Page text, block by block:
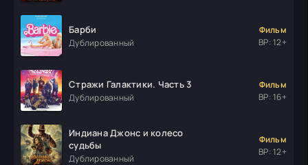
Барби
Дублированный
Фильм
ВР: 12+
Стражи Галактики. Часть 3
Дублированный
Фильм
ВР: 16+
Индиана Джонс и колесо
судьбы
Дублированный
Фильм
ВР: 12+